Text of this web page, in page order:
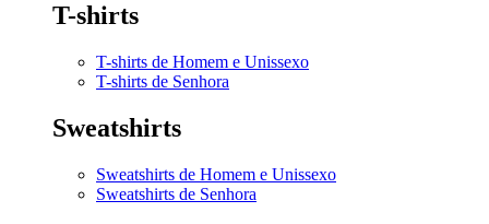
T-shirts
T-shirts de Homem e Unissexo
T-shirts de Senhora
Sweatshirts
Sweatshirts de Homem e Unissexo
Sweatshirts de Senhora